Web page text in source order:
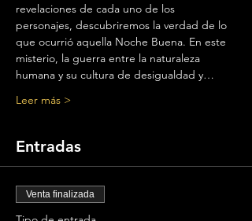
revelaciones de cada uno de los
personajes, descubriremos la verdad de lo
que ocurrió aquella Noche Buena. En este
misterio, la guerra entre la naturaleza
humana y su cultura de desigualdad y…
Leer más >
Entradas
Venta finalizada